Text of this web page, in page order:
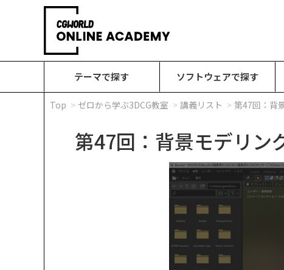
テーマで探す ソフトウェアで探す
Top ゼロから学ぶ3DCG教室 講義リスト 第47回：背
第47回：背景モデリン